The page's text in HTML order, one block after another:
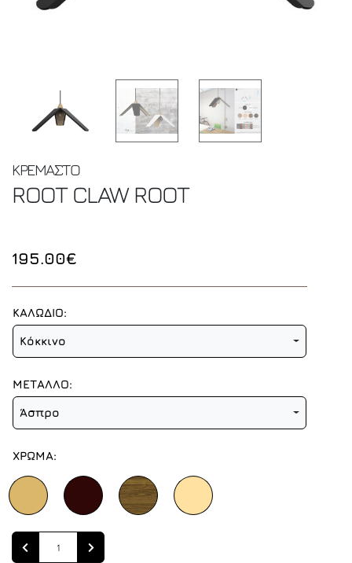
ΚΡΕΜΑΣΤΟ
ROOT CLAW ROOT
195.00€
ΚΑΛΩΔΙΟ:
Κόκκινο
ΜΕΤΑΛΛΟ:
Άσπρο
ΧΡΩΜΑ:
Quantity